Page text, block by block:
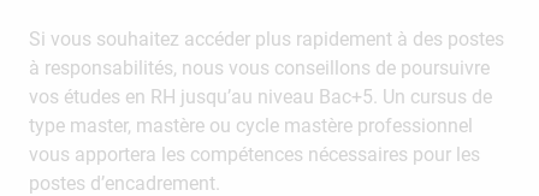
Si vous souhaitez accéder plus rapidement à des postes
à responsabilités, nous vous conseillons de poursuivre
vos études en RH jusqu’au niveau Bac+5. Un cursus de
type master, mastère ou cycle mastère professionnel
vous apportera les compétences nécessaires pour les
postes d’encadrement.